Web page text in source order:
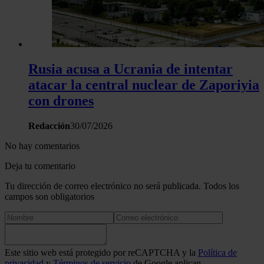
Rusia acusa a Ucrania de intentar
atacar la central nuclear de Zaporiyia
con drones
Redacción30/07/2026
No hay comentarios
Deja tu comentario
Tu dirección de correo electrónico no será publicada. Todos los
campos son obligatorios
Este sitio web está protegido por reCAPTCHA y la Política de